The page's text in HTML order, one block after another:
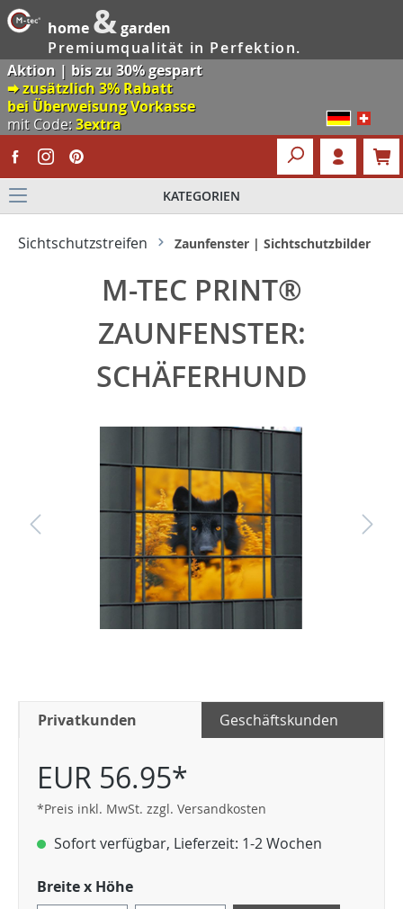
home &garden
Premiumqualität in Perfektion.
Aktion | bis zu 30% gespart
🠮 zusätzlich 3% Rabatt
bei Überweisung Vorkasse
mit Code:3extra
KATEGORIEN
Sichtschutzstreifen Zaunfenster | Sichtschutzbilder
M-TEC PRINT®
ZAUNFENSTER:
SCHÄFERHUND
Privatkunden Geschäftskunden
EUR 56.95*
*Preis inkl. MwSt. zzgl. Versandkosten
Sofort verfügbar, Lieferzeit: 1-2 Wochen
Breite x Höhe